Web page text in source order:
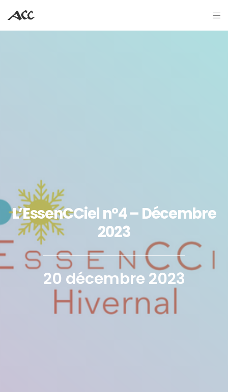
L’EssenCCiel n°4 – Décembre
2023
20 décembre 2023